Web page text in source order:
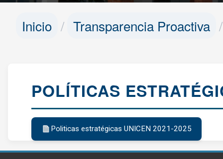
Inicio Transparencia Proactiva
POLÍTICAS
Politicas estratégicas UNICEN 2021-2025